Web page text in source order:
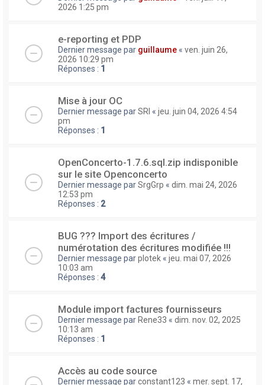
2026 1:25 pm
e-reporting et PDP
Dernier message par guillaume « ven. juin 26,
2026 10:29 pm
Réponses : 1
Mise à jour OC
Dernier message parSRI « jeu. juin 04, 2026 4:54
pm
Réponses : 1
OpenConcerto-1.7.6.sql.zip indisponible
sur le site Openconcerto
Dernier message parSrgGrp « dim. mai 24, 2026
12:53 pm
Réponses : 2
BUG ??? Import des écritures /
numérotation des écritures modifiée !!!
Dernier message parplotek « jeu. mai 07, 2026
10:03 am
Réponses : 4
Module import factures fournisseurs
Dernier message par Rene33 « dim. nov. 02, 2025
10:13 am
Réponses : 1
Accès au code source
Dernier message parconstant123 « mer. sept. 17,